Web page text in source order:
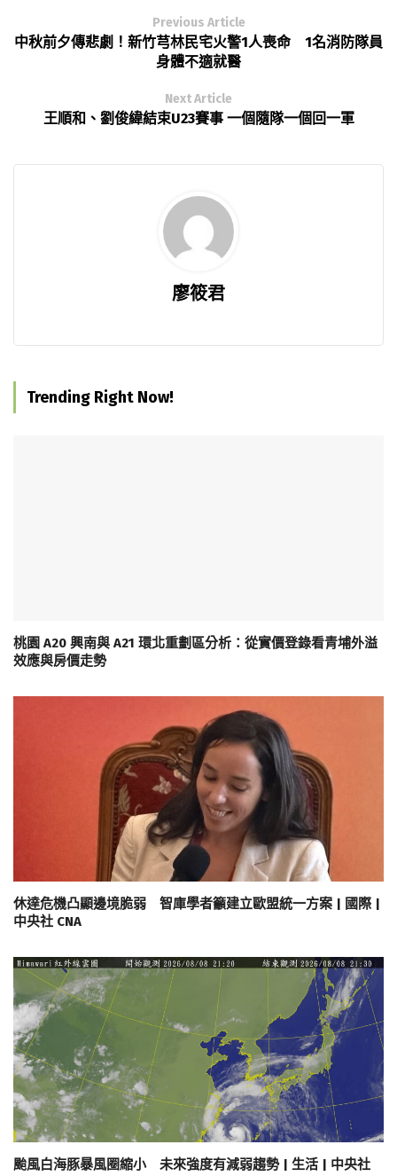
Previous Article
中秋前夕傳悲劇！新竹芎林民宅火警1人喪命 1名消防隊員
身體不適就醫
Next Article
王順和、劉俊緯結束U23賽事 一個隨隊一個回一軍
廖筱君
Trending Right Now!
桃園 A20 興南與 A21 環北重劃區分析：從實價登錄看青埔外溢
效應與房價走勢
休達危機凸顯邊境脆弱 智庫學者籲建立歐盟統一方案 | 國際 |
中央社 CNA
颱風白海豚暴風圈縮小 未來強度有減弱趨勢 | 生活 | 中央社